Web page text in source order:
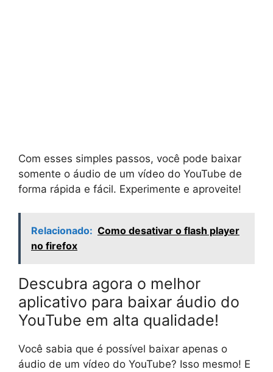
Com esses simples passos, você pode baixar
somente o áudio de um vídeo do YouTube de
forma rápida e fácil. Experimente e aproveite!
Relacionado: Como desativar o flash player
no firefox
Descubra agora o melhor
aplicativo para baixar áudio do
YouTube em alta qualidade!
Você sabia que é possível baixar apenas o
áudio de um vídeo do YouTube? Isso mesmo! E